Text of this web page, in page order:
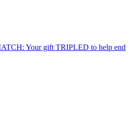
Your gift TRIPLED to help end